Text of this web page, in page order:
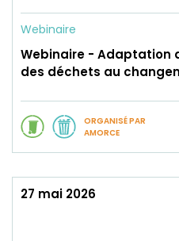
Webinaire
Webinaire - Adaptation
des déchets au
ORGANISÉ PAR
AMORCE
27 mai 2026